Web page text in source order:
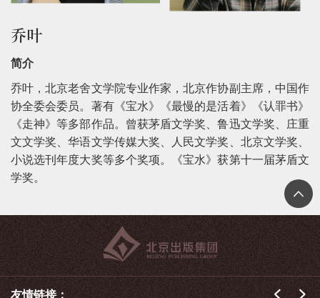
乔叶
简介
乔叶，北京老舍文学院专业作家，北京作协副主席，中国作
协全委会委员。著有《宝水》《最慢的是活着》《认罪书》
《走神》等多部作品。曾获茅盾文学奖、鲁迅文学奖、庄重
文文学奖、华语文学传媒大奖、人民文学奖、北京文学奖、
小说选刊年度大奖等多个奖项。《宝水》获第十一届茅盾文
学奖。
友情链接：